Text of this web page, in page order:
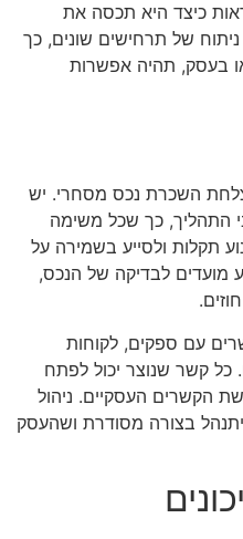
כיצד היא תכסה את
של תרחישים שונים, כך
בעסק, תהיה אפשרות
השכרת נכס מסחרי. יש
התהליך, כך שכל משימה
תקלות ולסייע בשמירה על
מועדים לבדיקה של הנכס,
עם ספקים, לקוחות
כל קשר שנוצר יכול לפתח
הקשרים העסקיים. ניהול
בצורה מסודרת ושהעסק